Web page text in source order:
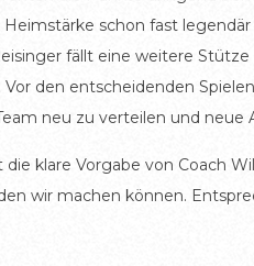
schon fast
fällt eine weitere
den entscheidenden
neu zu verteilen und neue
klare Vorgabe von Coach
wir machen können.